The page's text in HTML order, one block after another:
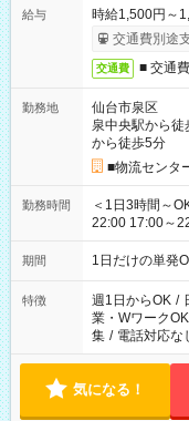
給与
時給1,500円～
交通費別途
交通費 ■ 交通
勤務地
仙台市泉区
泉中央駅から徒
から徒歩5分
■物流センタ
勤務時間
＜1日3時間～OK！＞ ▼ 例えば… ▼ 15:00～
22:00 17:00～22:00 など こちら以外の
ださい！
期間 1日だけの単
特徴 週1日からOK /
業・WワークOK
集 / 電話対応な
気になる！